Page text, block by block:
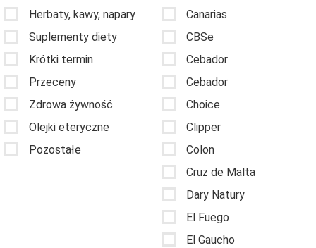
Herbaty, kawy, napary
Suplementy diety
Krótki termin
Przeceny
Zdrowa żywność
Olejki eteryczne
Pozostałe
Canarias
CBSe
Cebador
Cebador
Choice
Clipper
Colon
Cruz de Malta
Dary Natury
El Fuego
El Gaucho